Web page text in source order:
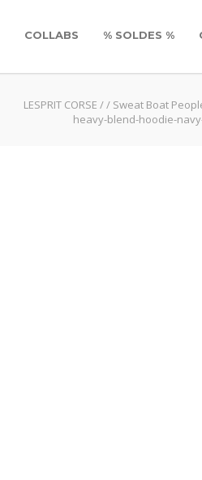
COLLABS % SOLDES %
LESPRIT CORSE // Sweat Boat
heavy-blend-hoodie-